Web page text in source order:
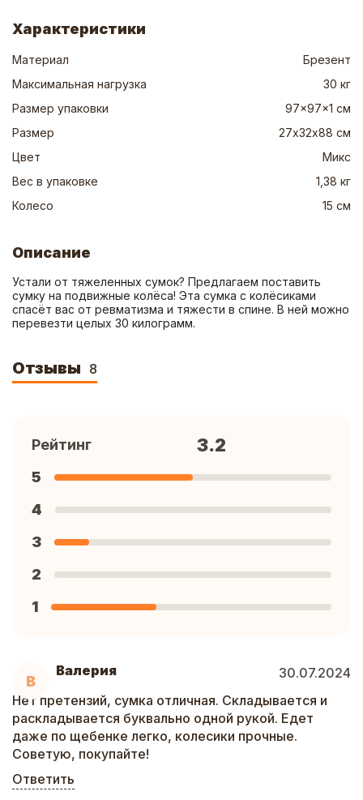
Характеристики
Материал
Брезент
Максимальная нагрузка
30 кг
Размер упаковки
97x97x1 см
Размер
27х32х88 см
Цвет
Микс
Вес в упаковке
1,38 кг
Колесо
15 см
Описание
Устали от тяжеленных сумок? Предлагаем поставить
сумку на подвижные колёса! Эта сумка с колёсиками
спасёт вас от ревматизма и тяжести в спине. В ней можно
перевезти целых 30 килограмм.
Отзывы 8
В
Валерия
30.07.2024
Нет претензий, сумка отличная. Складывается и
раскладывается буквально одной рукой. Едет
даже по щебенке легко, колесики прочные.
Советую, покупайте!
Ответить
Рейтинг 3.2
5
4
3
2
1